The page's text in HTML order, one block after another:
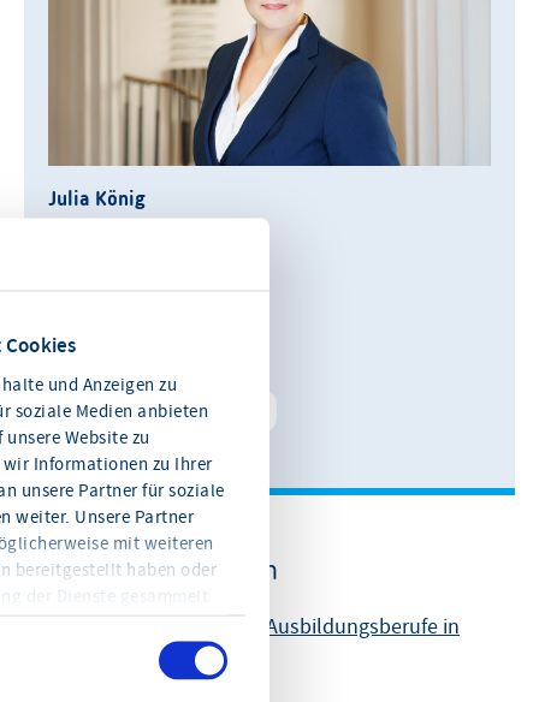
und Anzeigen zu
soziale Medien anbieten
Website zu
Informationen zu Ihrer
unsere Partner für soziale
weiter. Unsere Partner
mit weiteren
bereitgestellt haben oder
der Dienste gesammelt
Informationen und die
Julia König
Kontakt speichern
Weitere Informationen
Liste Landesbeste IHK-Ausbildungsberufe in
Hessen 2025